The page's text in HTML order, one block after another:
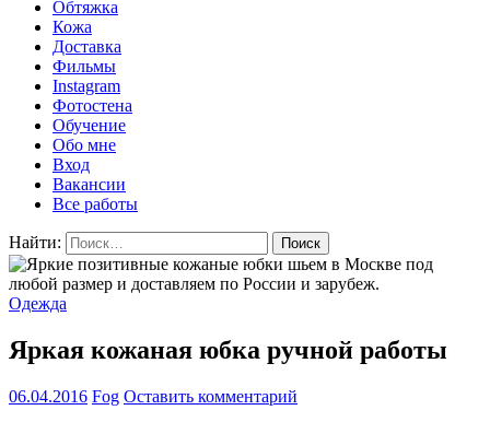
Обтяжка
Кожа
Доставка
Фильмы
Instagram
Фотостена
Обучение
Обо мне
Вход
Вакансии
Все работы
Найти:
Одежда
Яркая кожаная юбка ручной работы
06.04.2016 Fog Оставить комментарий